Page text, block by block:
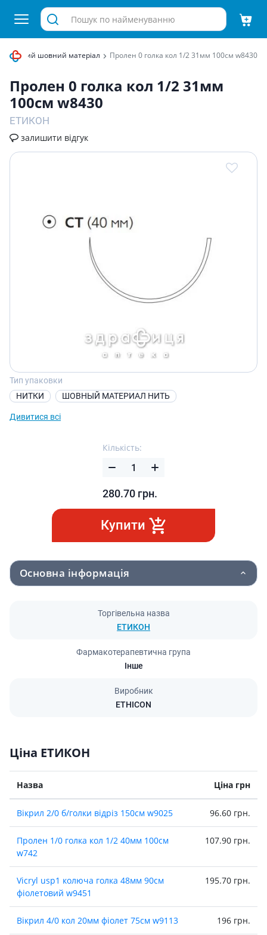
шовний матеріал Пролен 0 голка кол 1/2 31мм 100см w8430
Пролен 0 голка кол 1/2 31мм
100см w8430
ЕТИКОН
залишити відгук
Тип упаковки
НИТКИ
ШОВНЫЙ МАТЕРИАЛ НИТЬ
Дивитися всі
Кількість:
280.70 грн.
Купити
Основна інформація
Торгівельна назва
ЕТИКОН
Фармакотерапевтична група
Інше
Виробник
ETHICON
Ціна ЕТИКОН
Назва Ціна грн
Вiкрил 2/0 б/голки вiдрiз 150см w9025 96.60 грн.
Пролен 1/0 голка кол 1/2 40мм 100см
w742
107.90 грн.
Vicryl usp1 колюча голка 48мм 90см
фiолетовий w9451
195.70 грн.
Вiкрил 4/0 кол 20мм фiолет 75см w9113 196 грн.